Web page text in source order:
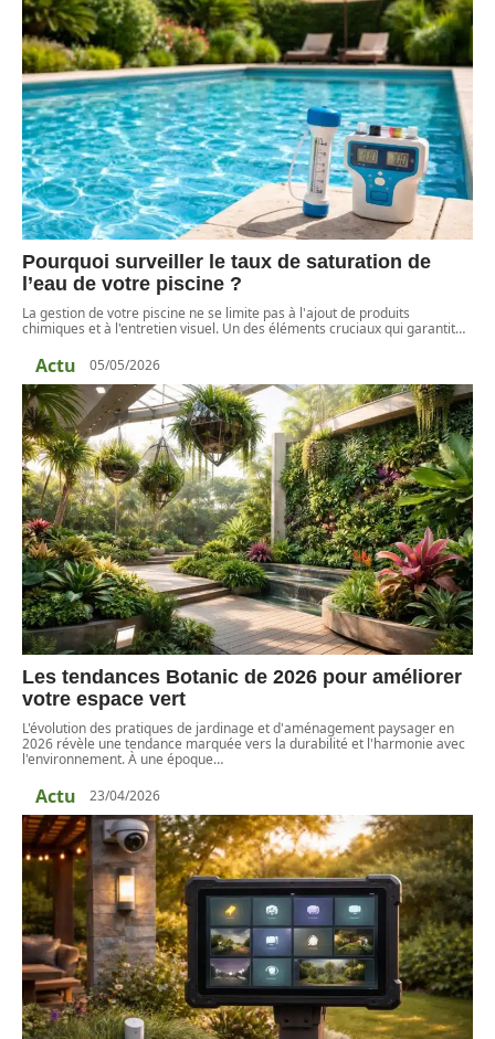
Pourquoi surveiller le taux de saturation de
l’eau de votre piscine ?
La gestion de votre piscine ne se limite pas à l'ajout de produits
chimiques et à l'entretien visuel. Un des éléments cruciaux qui garantit…
Actu 05/05/2026
Les tendances Botanic de 2026 pour améliorer
votre espace vert
L'évolution des pratiques de jardinage et d'aménagement paysager en
2026 révèle une tendance marquée vers la durabilité et l'harmonie avec
l'environnement. À une époque…
Actu 23/04/2026